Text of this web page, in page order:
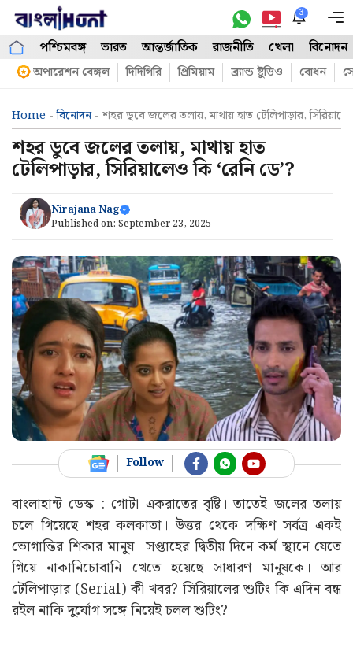
Skip
content
3
পশ্চিমবঙ্গ ভারত আন্তর্জাতিক রাজনীতি খেলা বিনোদন
অপারেশন বেঙ্গল দিদিগিরি প্রিমিয়াম ব্র্যান্ড ষ্টুডিও বোধন
Home -বিনোদন- শহর ডুবে জলের তলায়, মাথায় হাত টেলিপাড়ার,
শহর ডুবে জলের তলায়, মাথায় হাত
টেলিপাড়ার, সিরিয়ালেও কি ‘রেনি ডে’?
Nirajana Nag
Published on: September 23, 2025
Follow
বাংলাহান্ট ডেস্ক : গোটা একরাতের বৃষ্টি। তাতেই জলের তলায়
চলে গিয়েছে শহর কলকাতা। উত্তর থেকে দক্ষিণ সর্বত্র একই
ভোগান্তির শিকার মানুষ। সপ্তাহের দ্বিতীয় দিনে কর্ম স্থানে যেতে
গিয়ে নাকানিচোবানি খেতে হয়েছে সাধারণ মানুষকে। আর
টেলিপাড়ার (Serial) কী খবর? সিরিয়ালের শুটিং কি এদিন বন্ধ
রইল নাকি দুর্যোগ সঙ্গে নিয়েই চলল শুটিং?